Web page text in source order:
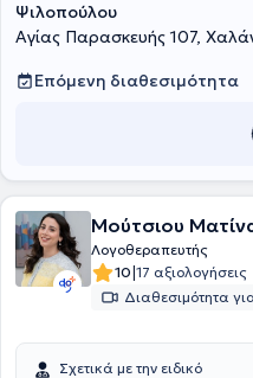
Ψιλοπούλου
Αγίας Παρασκευής 107,
Επόμενη διαθεσιμότητα
Μούτσιου
Λογοθεραπευτής
10|17 αξιολογήσεις
Διαθεσιμότητα
Σχετικά με την ειδικό